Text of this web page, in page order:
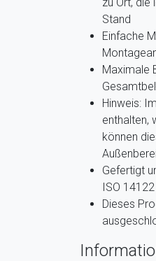
Stand
Einfache
Maximale
Hinweis:
enthalten,
können
Gefertigt
ISO
Dieses